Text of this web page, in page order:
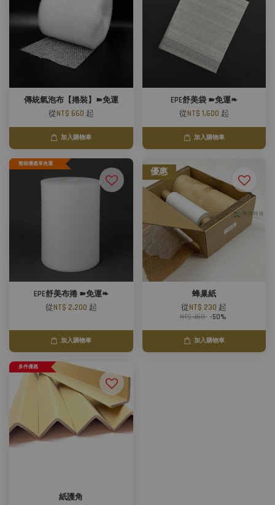
傳統氣泡布【捲裝】➽免運
從NT$ 660 起
加入購物車
EPE舒美袋 ➽免運❧
從NT$ 1,600 起
加入購物車
整箱優惠享免運
EPE舒美布捲 ➽免運❧
從NT$ 2,200 起
加入購物車
優惠
蜂巢紙
從NT$ 230 起
NT$ 460 -50%
加入購物車
多件優惠
紙護角